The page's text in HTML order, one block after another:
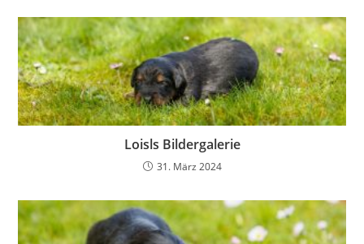
Loisls Bildergalerie
31. März 2024